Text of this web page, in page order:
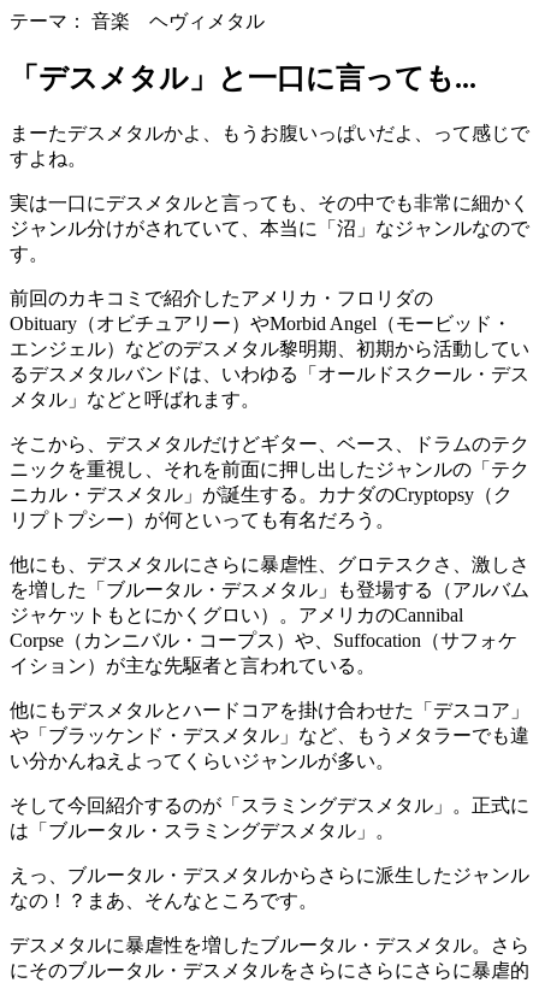
テーマ： 音楽 ヘヴィメタル
「デスメタル」と一口に言っても...
まーたデスメタルかよ、もうお腹いっぱいだよ、って感じで
すよね。
実は一口にデスメタルと言っても、その中でも非常に細かく
ジャンル分けがされていて、本当に「沼」なジャンルなので
す。
前回のカキコミで紹介したアメリカ・フロリダの
Obituary（オビチュアリー）やMorbid Angel（モービッド・
エンジェル）などのデスメタル黎明期、初期から活動してい
るデスメタルバンドは、いわゆる「オールドスクール・デス
メタル」などと呼ばれます。
そこから、デスメタルだけどギター、ベース、ドラムのテク
ニックを重視し、それを前面に押し出したジャンルの「テク
ニカル・デスメタル」が誕生する。カナダのCryptopsy（ク
リプトプシー）が何といっても有名だろう。
他にも、デスメタルにさらに暴虐性、グロテスクさ、激しさ
を増した「ブルータル・デスメタル」も登場する（アルバム
ジャケットもとにかくグロい）。アメリカのCannibal
Corpse（カンニバル・コープス）や、Suffocation（サフォケ
イション）が主な先駆者と言われている。
他にもデスメタルとハードコアを掛け合わせた「デスコア」
や「ブラッケンド・デスメタル」など、もうメタラーでも違
い分かんねえよってくらいジャンルが多い。
そして今回紹介するのが「スラミングデスメタル」。正式に
は「ブルータル・スラミングデスメタル」。
えっ、ブルータル・デスメタルからさらに派生したジャンル
なの！？まあ、そんなところです。
デスメタルに暴虐性を増したブルータル・デスメタル。さら
にそのブルータル・デスメタルをさらにさらにさらに暴虐的